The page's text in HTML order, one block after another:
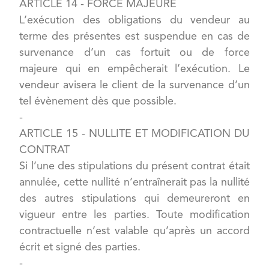
ARTICLE 14 - FORCE MAJEURE
L’exécution des obligations du vendeur au
terme des présentes est suspendue en cas de
survenance d’un cas fortuit ou de force
majeure qui en empêcherait l’exécution. Le
vendeur avisera le client de la survenance d’un
tel évènement dès que possible.
-
ARTICLE 15 - NULLITE ET MODIFICATION DU
CONTRAT
Si l’une des stipulations du présent contrat était
annulée, cette nullité n’entraînerait pas la nullité
des autres stipulations qui demeureront en
vigueur entre les parties. Toute modification
contractuelle n’est valable qu’après un accord
écrit et signé des parties.
-